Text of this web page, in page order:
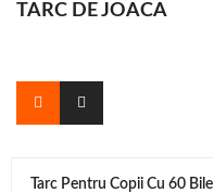
TARC DE JOACA
Tarc Pentru Copii Cu 60 Bile